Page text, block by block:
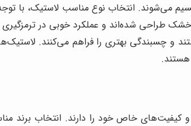
می‌شوند. انتخاب نوع مناسب لاستیک، با
طراحی شده‌اند و عملکرد خوبی در
و چسبندگی بهتری را فراهم می‌کنند.
هستند.
و کیفیت‌های خاص خود را دارند. انتخاب